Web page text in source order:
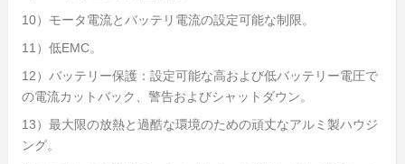
10）モータ電流とバッテリ電流の設定可能な制限。
11）低EMC。
12）バッテリー保護：設定可能な高および低バッテリー電圧で
の電流カットバック、警告およびシャットダウン。
13）最大限の放熱と過酷な環境のための頑丈なアルミ製ハウジ
ング。